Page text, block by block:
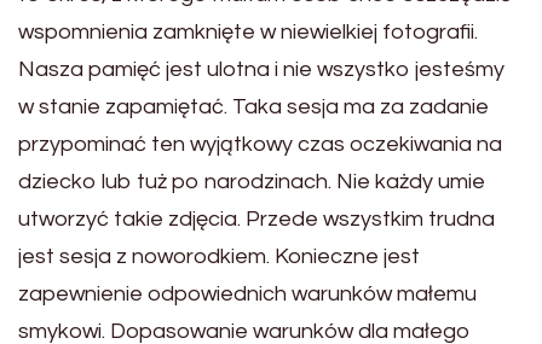
wspomnienia zamknięte w niewielkiej fotografii.
Nasza pamięć jest ulotna i nie wszystko jesteśmy
w stanie zapamiętać. Taka sesja ma za zadanie
przypominać ten wyjątkowy czas oczekiwania na
dziecko lub tuż po narodzinach. Nie każdy umie
utworzyć takie zdjęcia. Przede wszystkim trudna
jest sesja z noworodkiem. Konieczne jest
zapewnienie odpowiednich warunków małemu
smykowi. Dopasowanie warunków dla małego